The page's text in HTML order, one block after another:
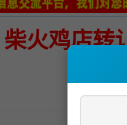
柴火鸡店转